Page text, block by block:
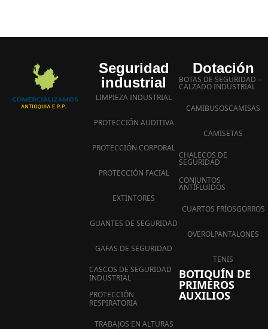
Seguridad
industrial
LIMPIEZA INDUSTRIAL
PROTECCIÓN AUDITIVA
PROTECCIÓN CORPORAL
PROTECCIÓN FACIAL
EXTINTORES
GUANTES DE SEGURIDAD
GAFAS DE SEGURIDAD
CASCOS DE SEGURIDAD
INDUSTRIAL
PROTECCIÓN
RESPIRATORIA
TRABAJOS EN ALTURAS
Dotación
BOTAS DE SEGURIDAD –
CALZADO INDUSTRIAL
CAMIBUSOSCAMISAS
CAMISETAS
CHALECOS DE
SEGURIDAD
CONJUNTOS
ANTIFLUIDOS
CUARTOS FRÍOSGORROS
OVEROLPANTALONES
TENIS
BOTIQUÍN DE
PRIMEROS
AUXILIOS